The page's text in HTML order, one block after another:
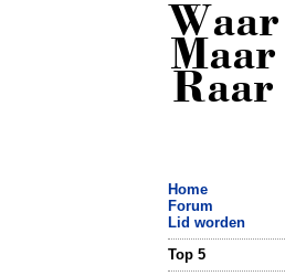
Waar
Maar
Raar
Home
Forum
Lid worden
Top 5